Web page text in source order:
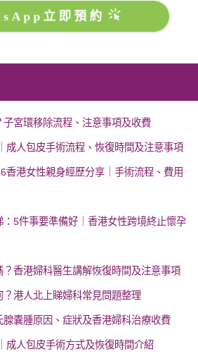
立即預約
宮環移除流程、注意事項及收費
成人包皮手術流程、恢復時間及注意事項
香港女性親身經歷分享｜手術流程、費用
5件事要準備好｜香港女性跨境終止懷孕
香港婦科醫生講解恢復時間及注意事項
港人北上睇婦科常見問題整理
囊腫原因、症狀及香港婦科治療收費
成人包皮手術方式及恢復時間介紹